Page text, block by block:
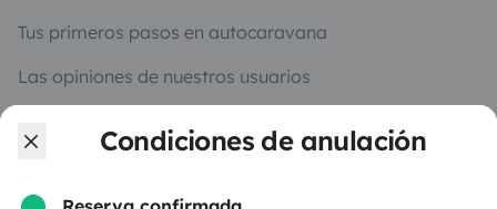
Condiciones de anulación
Tus primeros pasos en autocaravana
Las opiniones de nuestros usuarios